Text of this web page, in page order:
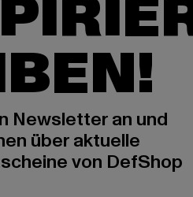
Newsletter an und
über aktuelle
von DefShop